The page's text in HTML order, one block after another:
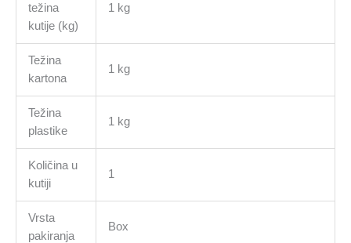
težina
kutije (kg)
1 kg
Težina
kartona
1 kg
Težina
plastike
1 kg
Količina u
kutiji
1
Vrsta
pakiranja
Box